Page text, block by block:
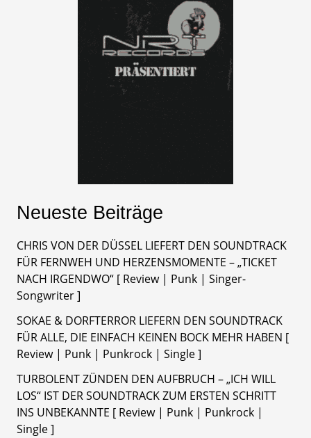
Neueste Beiträge
CHRIS VON DER DÜSSEL LIEFERT DEN SOUNDTRACK
FÜR FERNWEH UND HERZENSMOMENTE – „TICKET
NACH IRGENDWO“ [ Review | Punk | Singer-
Songwriter ]
SOKAE & DORFTERROR LIEFERN DEN SOUNDTRACK
FÜR ALLE, DIE EINFACH KEINEN BOCK MEHR HABEN [
Review | Punk | Punkrock | Single ]
TURBOLENT ZÜNDEN DEN AUFBRUCH – „ICH WILL
LOS“ IST DER SOUNDTRACK ZUM ERSTEN SCHRITT
INS UNBEKANNTE [ Review | Punk | Punkrock |
Single ]